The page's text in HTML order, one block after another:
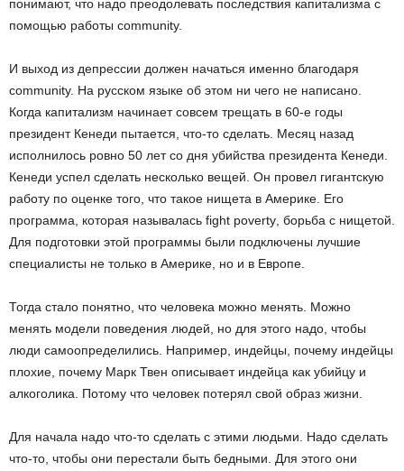
понимают, что надо преодолевать последствия капитализма с
помощью работы community.
И выход из депрессии должен начаться именно благодаря
community. На русском языке об этом ни чего не написано.
Когда капитализм начинает совсем трещать в 60-е годы
президент Кенеди пытается, что-то сделать. Месяц назад
исполнилось ровно 50 лет со дня убийства президента Кенеди.
Кенеди успел сделать несколько вещей. Он провел гигантскую
работу по оценке того, что такое нищета в Америке. Его
программа, которая называлась fight poverty , борьба с нищетой.
Для подготовки этой программы были подключены лучшие
специалисты не только в Америке, но и в Европе.
Тогда стало понятно, что человека можно менять. Можно
менять модели поведения людей, но для этого надо, чтобы
люди самоопределились. Например, индейцы, почему индейцы
плохие, почему Марк Твен описывает индейца как убийцу и
алкоголика. Потому что человек потерял свой образ жизни.
Для начала надо что-то сделать с этими людьми. Надо сделать
что-то, чтобы они перестали быть бедными. Для этого они